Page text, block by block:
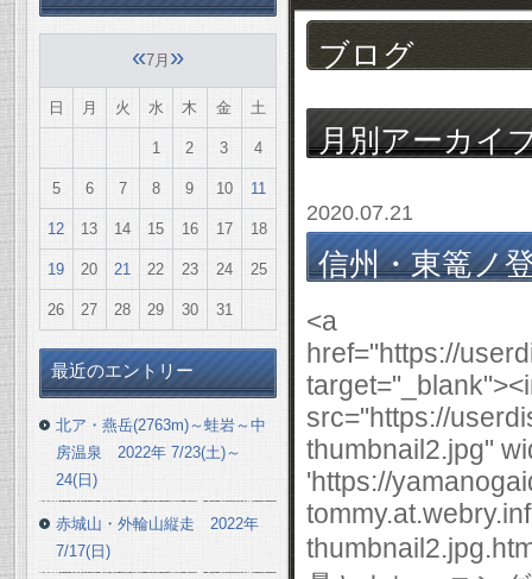
ブログ
月別アーカイ
2020.07.21
信州・東篭ノ
<a href="https://userdisk.webry.biglobe.ne.jp/007/868/73/N000/000/000/159546784732234926433.jpg" target="_blank"><img border="0" alt="DSCF4995 (2).JPG" src="https://userdisk.webry.biglobe.ne.jp/007/868/73/N000/000/000/159546784732234926433-thumbnail2.jpg" width="640" height="426" onclick="location.href = 'https://yamanogaido-tommy.at.webry.info/upload/detail/007/868/73/N000/000/000/159546784732234926433-thumbnail2.jpg.html'; return false;" style="cursor:pointer;" /></a>避暑とトレーニングを兼ねて湯ノ丸高峰高原に行ってきました。 ここは登山口がすでに2000mもの標高ですので避暑には打ってつけのエリアです。 関東では浅間山・日光白根山などと共にかなりの高所にあるハイキングコースです。<br /><br /><a href="https://userdisk.webry.biglobe.ne.jp/007/868/73/N000/000/000/159546785618915090932.jpg" target="_blank"><img border="0" alt="DSCF4993 (2).JPG" src="https://userdisk.webry.biglobe.ne.jp/007/868/73/N000/000/000/159546785618915090932-thumbnail2.jpg" width="640" height="426" onclick="location.href = 'https://yamanogaido-tommy.at.webry.info/upload/detail/007/868/73/N000/000/000/159546785618915090932-thumbnail2.jpg.html'; return false;" style="cursor:pointer;" /></a><br /><br /><a href="https://userdisk.webry.biglobe.ne.jp/007/868/73/N000/000/000/159546786357549153450.jpg" target="_blank"><img border="0" alt="DSCF4994 (2).JPG" src="https://userdisk.webry.biglobe.ne.jp/007/868/73/N000/000/000/159546786357549153450-thumbnail2.jpg" width="640" height="426" onclick="location.href = 'https://yamanogaido-tommy.at.webry.info/upload/detail/007/868/73/N000/000/000/159546786357549153450-thumbnail2.jpg.html'; return false;" style="cursor:pointer;" /></a><br /><br /><br />池ノ平駐車場(2061m)～東篭ノ登山(2227m)～西篭ノ登山(2212m)～東篭ノ登山～水ノ塔山(2202m)～高峰温泉(1945m)～(湯ノ丸高峰林道)～池ノ平駐車場<br /><br /><a href="https://userdisk.webry.biglobe.ne.jp/007/868/73/N000/000/000/159546787133590049613.jpg" target="_blank"><img border="0" alt="DSCF4996 (2).JPG" src="https://userdisk.webry.biglobe.ne.jp/007/868/73/N000/000/000/159546787133590049613-thumbnail2.jpg" width="640" height="426" onclick="location.href = 'https://yamanogaido-tommy.at.webry.info/upload/detail/007/868/73/N000/000/000/159546787133590049613-thumbnail2.jpg.html'; return false;" style="cursor:pointer;" /></a><br /><br /><a href="https://userdisk.webry.biglobe.ne.jp/007/868/73/N000/000/000/159546787763723455503.jpg" target="_blank"><img border="0" alt="DSCF4997 (2).JPG" src="https://userdisk.webry.biglobe.ne.jp/007/868/73/N000/000/000/159546787763723455503-thumbnail2.jpg" width="640" height="426" onclick="location.href = 'https://yamanogaido-tommy.at.webry.info/upload/detail/007/868/73/N000/000/000/159546787763723455503-thumbnail2.jpg.html'; return false;" style="cursor:pointer;" /></a><br /><br />今回のコースでも絶対標高差は282mですので、体力的にはそれほど大変ではありません。<br /><br />メインの縦走路(東篭ノ登山～水ノ塔山)は七千尺コース(7000 x 0.3m=2100m)と呼ばれていて終始2000m以上の標高を歩くのでとても涼しく感じました。<br /><br />朝一番の東篭ノ登山の山頂は風もあり寒かったですね。13度くらいだったと思います。<br /><br /><a href="https://userdisk.webry.biglobe.ne.jp/007/868/73/N000/000/000/159546788494273942249.jpg" target="_blank"><img border="0" alt="DSCF4998 (2).JPG" src="https://userdisk.webry.biglobe.ne.jp/007/868/73/N000/000/000/159546788494273942249-thumbnail2.jpg" width="640" height="426" onclick="location.href = 'https://yamanogaido-tommy.at.webry.info/upload/detail/007/868/73/N000/000/000/159546788494273942249-thumbnail2.jpg.html'; return false;" style="cursor:pointer;" /></a><br /><br /><a href="https://userdisk.webry.biglobe.ne.jp/007/868/73/N000/000/000/159546789122422172103.jpg" target="_blank"><img border="0" alt="DSCF4999 (2).JPG" src="https://userdisk.webry.biglobe.ne.jp/007/868/73/N000/000/000/159546789122422172103-thumbnail2.jpg" width="640" height="426" onclick="location.href = 'https://yamanogaido-tommy.at.webry.info/upload/detail/007/868/73/N000/000/000/159546789122422172103-thumbnail2.jpg.html'; return false;" style="cursor:pointer;" /></a><br /><br /><a href="https://userdisk.webry.biglobe.ne.jp/007/868/73/N000/000/000/159546789752670328297.jpg" target="_blank"><img border="0" alt="DSCF5001 (2).JPG" src="https://userdisk.webry.biglobe.ne.jp/007/868/73/N000/000/000/159546789752670328297-thumbnail2.jpg" width="640" height="426" onclick="location.href = 'https://yamanogaido-tommy.at.webry.info/upload/detail/007/868/73/N000/000/000/159546789752670328297-thumbnail2.jpg.html'; return false;" style="cursor:pointer;" /></a><br /><br /><br /><br />トレーニングも兼ねていましたので西篭ノ登山も往復してから水ノ塔山へ縦走しました。<br /><br />今年初の本格的な高山植物も見ることが出来て満足でした。<br /><br />イワカガミ・コケモモ・ツマトリソウなど、コマクサもあったのでビックリしました。<br /><br /><a href="https://userdisk.webry.biglobe.ne.jp/007/868/73/N000/000/000/159546790490693525251.jpg" target="_blank"><img border="0" alt="DSCF5002 (2).JPG" src="https://userdisk.webry.biglobe.ne.jp/007/868/73/N000/000/000/159546790490693525251-thumbnail2.jpg" width="640" height="426" onclick="location.href = 'https://yamanogaido-tommy.at.webry.info/upload/detail/007/868/73/N000/000/000/159546790490693525251-thumbnail2.jpg.html'; return false;" style="cursor:pointer;" /></a><br /><br /><a href="https://userdisk.webry.biglobe.ne.jp/007/868/73/N000/000/000/159546791134398577371.jpg" target="_blank"><img border="0" alt="DSCF5003 (2).JPG" src="https://userdisk.webry.biglobe.ne.jp/007/868/73/N000/000/000/159546791134398577371-thumbnail2.jpg" width="640" height="426" onclick="location.href = 'https://yamanogaido-tommy.at.webry.info/upload/detail/007/868/73/N000/000/000/159546791134398577371-thumbnail2.jpg.html'; return false;" style="cursor:pointer;" /></a><br /><br /><a href="https://userdisk.webry.biglobe.ne.jp/007/868/73/N000/000/000/159546791874569651643.jpg" target="_blank"><img border="0" alt="DSCF5004 (2).JPG" src="https://userdisk.webry.biglobe.ne.jp/007/868/73/N000/000/000/159546791874569651643-thumbnail2.jpg" width="640" height="426" onclick="location.href = 'https://yamanogaido-tommy.at.webry.info/upload/detail/007/868/73/N000/000/000/159546791874569651643-thumbnail2.jpg.html'; return false;" style="cursor:pointer;" /></a><br /><br /><br />西篭ノ登山への鞍部にも咲いていましたが、西篭ノ登山の南西直下にはミニ群落があり感動しました。<br /><br /><br /><br />また「一葉ラン」という珍しい植物も見ることが出来ました。<br /><br />何人かが集まってしきりに撮影していたので、聞いてみると珍しい花「一葉ラン」だという事で私も写真を撮りました。<br /><br />知りませんでしたが、丸い葉が一枚だけの珍しいランだそうです。<br /><br /><a href="https://userdisk.webry.biglobe.ne.jp/007/868/73/N000/000/000/159546792542623226588.jpg" target="_blank"><img border="0" alt="DSCF5007 (2).JPG" src="https://userdisk.webry.biglobe.ne.jp/007/868/73/N000/000/000/159546792542623226588-thumbnail2.jpg" width="640" height="426" onclick="location.href = 'https://yamanogaido-tommy.at.webry.info/upload/detail/007/868/73/N000/000/000/159546792542623226588-thumbnail2.jpg.html'; return false;" style="cursor:pointer;" /></a><br /><br />やはり高山植物は奥が深いですね。<br /><br /><a href="https://userdisk.webry.biglobe.ne.jp/007/868/73/N000/000/000/159546793915175776374.jpg" target="_blank"><img border="0" alt="DSCF5008 (2).JPG" src="https://userdisk.webry.biglobe.ne.jp/007/868/73/N000/000/000/159546793915175776374-thumbnail2.jpg" width="640" height="426" onclick="location.href = 'https://yamanogaido-tommy.at.webry.info/upload/detail/007/868/73/N000/000/000/159546793915175776374-thumbnail2.jpg.html'; return false;" style="cursor:pointer;" /></a><br /><br /><a href="https://userdisk.webry.biglobe.ne.jp/007/868/73/N000/000/000/159546794868640241442.jpg" target="_blank"><img border="0" alt="DSCF5009 (2).JPG" src="https://userdisk.webry.biglobe.ne.jp/007/868/73/N000/000/000/159546794868640241442-thumbnail2.jpg" width="640" height="426" onclick="location.href = 'https://yamanogaido-tommy.at.webry.info/upload/detail/007/868/73/N000/000/000/159546794868640241442-thumbnail2.jpg.html'; return false;" style="cursor:pointer;" /></a><br /><br /><a href="https://userdisk.webry.biglobe.ne.jp/007/868/73/N000/000/000/159546795588865168677.jpg" target="_blank"><img border="0" alt="DSCF5010 (2).JPG" src="https://userdisk.webry.biglobe.ne.jp/007/868/73/N000/000/000/159546795588865168677-thumbnail2.jpg" width="640" height="426" onclick="location.href = 'https://yamanogaido-tommy.at.webry.info/upload/detail/007/868/73/N000/000/000/159546795588865168677-thumbnail2.jpg.html'; return false;" style="cursor:pointer;" /></a><br /><br />展望は、西には湯ノ丸～烏帽子岳、北側は四阿山～草津白根山など、東側は黒斑山・浅間山などが綺麗に見えました。<br /><br /><a href="https://userdisk.webry.biglobe.ne.jp/007/868/73/N000/000/000/159546796317137857602.jpg" target="_blank"><img border="0" alt="DSCF5011 (2).JPG" src="https://userdisk.webry.biglobe.ne.jp/007/868/73/N000/000/000/159546796317137857602-thumbnail2.jpg" width="426" height="640" onclick="location.href = 'https://yamanogaido-tommy.at.webry.info/upload/detail/007/868/73/N000/000/000/159546796317137857602-thumbnail2.jpg.html'; return false;" style="cursor:pointer;" /></a><br /><br /><a href="https://userdisk.webry.biglobe.ne.jp/007/868/73/N000/000/000/159546796885761923612.jpg" target="_blank"><img border="0" alt="DSCF5012 (2).JPG" src="https://userdisk.webry.biglobe.ne.jp/007/868/73/N000/000/000/159546796885761923612-thumbnail2.jpg" width="640" height="426" onclick="location.href = 'https://yamanogaido-tommy.at.webry.info/upload/detail/007/868/73/N000/000/000/159546796885761923612-thumbnail2.jpg.html'; return false;" style="cursor:pointer;" /></a><br /><br /><a href="https://userdisk.webry.biglobe.ne.jp/007/868/73/N000/000/000/159546797502151977443.jpg" target="_blank"><img border="0" alt="DSCF5013.JPG" src="https://userdisk.webry.biglobe.ne.jp/007/868/73/N000/000/000/159546797502151977443-thumbnail2.jpg" width="640" height="426" onclick="location.href = 'https://yamanogaido-tommy.at.webry.info/upload/detail/007/868/73/N000/000/000/159546797502151977443-thumbnail2.jpg.html'; return false;" style="cursor:pointer;" /></a><br /><br />車でのアプローチも良く、手軽に2000m超級の山岳を満喫できる素晴らしい山岳トレイルでした。<br /><br /><a href="https://userdisk.webry.biglobe.ne.jp/007/868/73/N000/000/000/159546798219726175179.jpg" target="_blank"><img border="0" alt="DSCF5014.JPG" src="https://userdisk.webry.biglobe.ne.jp/007/868/73/N000/000/000/159546798219726175179-thumbnail2.jpg" width="640" height="426" onclick="location.href = 'https://yama
«7月 »
日 月 火 水 木 金 土
1 2 3 4
5 6 7 8 9 10 11
12 13 14 15 16 17 18
19 20 21 22 23 24 25
26 27 28 29 30 31
最近のエントリー
北ア・燕岳(2763m)～蛙岩～中
房温泉 2022年 7/23(土)～
24(日)
赤城山・外輪山縦走 2022年
7/17(日)